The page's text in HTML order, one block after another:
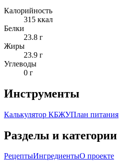
Калорийность
315 ккал
Белки
23.8 г
Жиры
23.9 г
Углеводы
0 г
Инструменты
Калькулятор КБЖУПлан питания
Разделы и категории
РецептыИнгредиентыО проекте